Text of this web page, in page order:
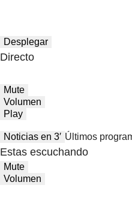
Desplegar
Directo
Mute
Volumen
Play
Noticias en 3′ Últimos
Estas escuchando
Mute
Volumen